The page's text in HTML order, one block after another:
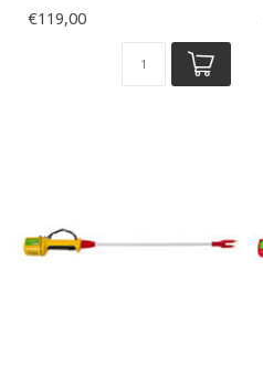
€119,00